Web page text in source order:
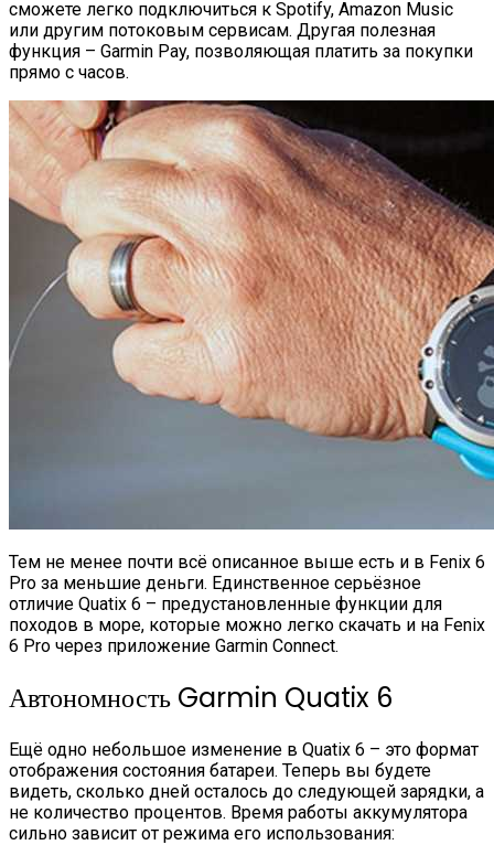
сможете легко подключиться к Spotify, Amazon Music
или другим потоковым сервисам. Другая полезная
функция – Garmin Pay, позволяющая платить за покупки
прямо с часов.
Тем не менее почти всё описанное выше есть и в Fenix 6
Pro за меньшие деньги. Единственное серьёзное
отличие Quatix 6 – предустановленные функции для
походов в море, которые можно легко скачать и на Fenix
6 Pro через приложение Garmin Connect.
Автономность Garmin Quatix 6
Ещё одно небольшое изменение в Quatix 6 – это формат
отображения состояния батареи. Теперь вы будете
видеть, сколько дней осталось до следующей зарядки, а
не количество процентов. Время работы аккумулятора
сильно зависит от режима его использования: